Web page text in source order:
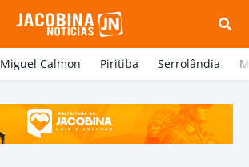
Miguel Calmon Piritiba Serrolândia